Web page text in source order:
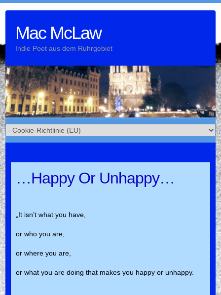
contentMac McLaw
Indie Poet aus dem Ruhrgebiet
…Happy Or Unhappy…
„It isn’t what you have,
or who you are,
or where you are,
or what you are doing that makes you happy or unhappy.